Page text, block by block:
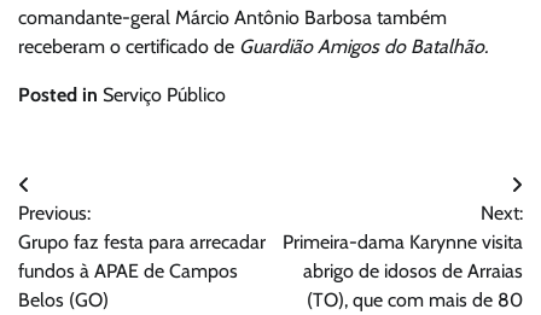
comandante-geral Márcio Antônio Barbosa também
receberam o certificado de Guardião Amigos do Batalhão.
Posted in Serviço Público
Navegação
de
Post
Previous:
Grupo faz festa para arrecadar
fundos à APAE de Campos
Belos (GO)
Next:
Primeira-dama Karynne visita
abrigo de idosos de Arraias
(TO), que com mais de 80